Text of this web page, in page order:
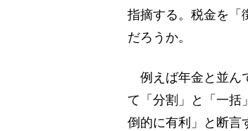
指摘する。税金を「
だろうか。
例えば年金と並ん
て「分割」と「一括
倒的に有利」と断言